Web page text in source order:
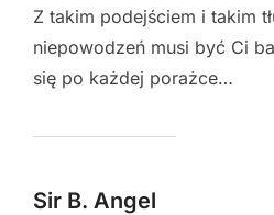
Z takim podejściem i takim
niepowodzeń musi być Ci
się po każdej porażce…
Sir B. Angel